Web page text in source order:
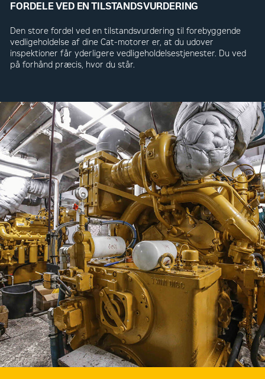
FORDELE VED EN TILSTANDSVURDERING
Den store fordel ved en tilstandsvurdering til forebyggende
vedligeholdelse af dine Cat-motorer er, at du udover
inspektioner får yderligere vedligeholdelsestjenester. Du ved
på forhånd præcis, hvor du står.